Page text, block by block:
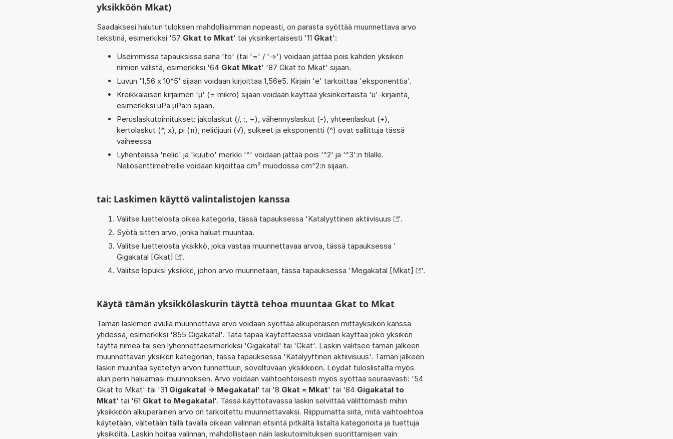
yksikköön Mkat)
Saadaksesi halutun tuloksen mahdollisimman nopeasti, on parasta syöttää muunnettava arvo
tekstinä, esimerkiksi '57 Gkat to Mkat' tai yksinkertaisesti '11 Gkat':
Useimmissa tapauksissa sana 'to' (tai '=' / '->') voidaan jättää pois kahden yksikön
nimien välistä, esimerkiksi '64 Gkat Mkat' '87 Gkat to Mkat' sijaan.
Luvun '1,56 x 10^5' sijaan voidaan kirjoittaa 1,56e5. Kirjain 'e' tarkoittaa 'eksponenttia'.
Kreikkalaisen kirjaimen 'µ' (= mikro) sijaan voidaan käyttää yksinkertaista 'u'-kirjainta,
esimerkiksi uPa µPa:n sijaan.
Peruslaskutoimitukset: jakolaskut (/, :, ÷), vähennyslaskut (-), yhteenlaskut (+),
kertolaskut (*, x), pi (π), neliöjuuri (√), sulkeet ja eksponentti (^) ovat sallittuja tässä
vaiheessa
Lyhenteissä 'neliö' ja 'kuutio' merkki '^' voidaan jättää pois '^2' ja '^3':n tilalle.
Neliösenttimetreille voidaan kirjoittaa cm² muodossa cm^2:n sijaan.
tai: Laskimen käyttö valintalistojen kanssa
Valitse luettelosta oikea kategoria, tässä tapauksessa 'Katalyyttinen aktiivisuus
'.
Syötä sitten arvo, jonka haluat muuntaa.
Valitse luettelosta yksikkö, joka vastaa muunnettavaa arvoa, tässä tapauksessa '
Gigakatal [Gkat]
'.
Valitse lopuksi yksikkö, johon arvo muunnetaan, tässä tapauksessa 'Megakatal [Mkat] '.
Käytä tämän yksikkölaskurin täyttä tehoa muuntaa Gkat to Mkat
Tämän laskimen avulla muunnettava arvo voidaan syöttää alkuperäisen mittayksikön kanssa
yhdessä, esimerkiksi '855 Gigakatal'. Tätä tapaa käytettäessä voidaan käyttää joko yksikön
täyttä nimeä tai sen lyhennettäesimerkiksi 'Gigakatal' tai 'Gkat'. Laskin valitsee tämän jälkeen
muunnettavan yksikön kategorian, tässä tapauksessa 'Katalyyttinen aktiivisuus'. Tämän jälkeen
laskin muuntaa syötetyn arvon tunnettuun, soveltuvaan yksikköön. Löydät tuloslistalta myös
alun perin haluamasi muunnoksen. Arvo voidaan vaihtoehtoisesti myös syöttää seuraavasti: '54
Gkat to Mkat' tai '31 Gigakatal -> Megakatal' tai '8 Gkat = Mkat' tai '84 Gigakatal to
Mkat' tai '61 Gkat to Megakatal'. Tässä käyttötavassa laskin selvittää välittömästi mihin
yksikköön alkuperäinen arvo on tarkoitettu muunnettavaksi. Riippumatta siitä, mitä vaihtoehtoa
käytetään, vältetään tällä tavalla oikean valinnan etsintä pitkältä listalta kategorioita ja tuettuja
yksiköitä. Laskin hoitaa valinnan, mahdollistaen näin laskutoimituksen suorittamisen vain